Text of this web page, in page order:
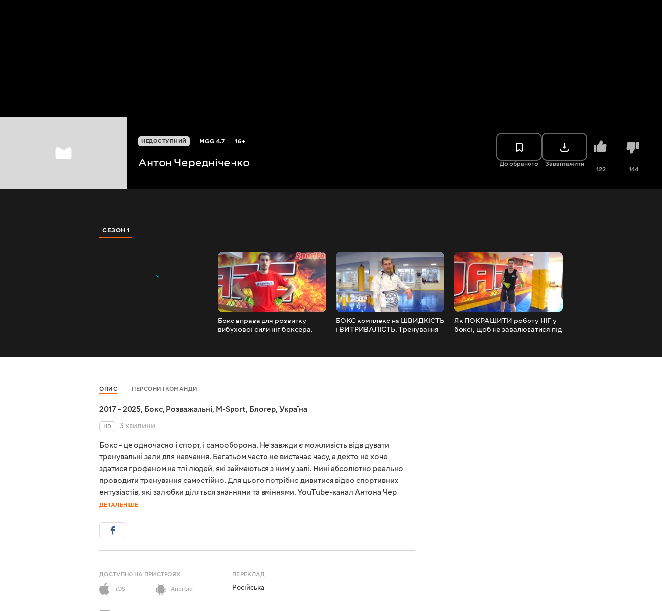
НЕДОСТУПНИЙ MGG4.7 16+
Антон Чередніченко До обраного Завантажити
122 144
СЕЗОН 1
Бокс вправа для розвитку
вибухової сили ніг боксера.
БОКС комплекс на ШВИДКІСТЬ
і ВИТРИВАЛІСТЬ. Тренування
Як ПОКРАЩИТИ роботу НІГ у
боксі, щоб не завалюватися під
ОПИС ПЕРСОНИ І КОМАНДИ
2017 - 2025, Бокс, Розважальні, M-Sport, Блогер, Україна
HD
3 хвилини
Бокс - це одночасно і спорт, і самооборона. Не завжди є можливість відвідувати
тренувальні зали для навчання. Багатьом часто не вистачає часу, а дехто не хоче
здатися профаном на тлі людей, які займаються з ним у залі. Нині абсолютно реально
проводити тренування самостійно. Для цього потрібно дивитися відео спортивних
ентузіастів, які залюбки діляться знаннями та вміннями. YouTube-канал Антона Чер
ДЕТАЛЬНІШЕ
ДОСТУПНО НА ПРИСТРОЯХ
iOS
Android
ПЕРЕКЛАД
Російська